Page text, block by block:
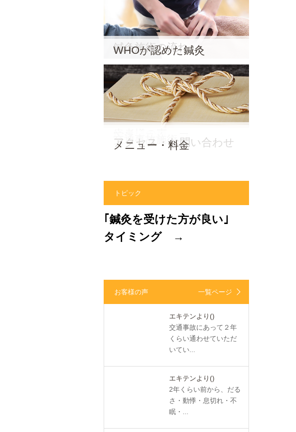
鍼灸施術の流れ
WHOが認めた鍼灸
院長・スタッフ
交通事故施術
アクセス・お問い合わせ
メニュー・料金
トピック
｢鍼灸を受けた方が良い｣
タイミング →
お客様の声 一覧ページ
エキテンより ()
交通事故にあって２年
くらい通わせていただ
いてい...
エキテンより ()
2年くらい前から、だる
さ・動悸・息切れ・不
眠・...